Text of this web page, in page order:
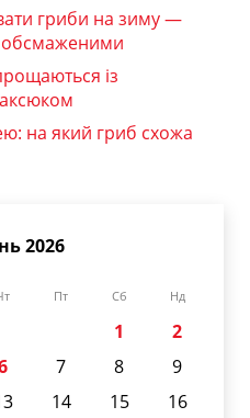
гриби на зиму —
обсмаженими
із
на який гриб схожа
2026
Пт Сб Нд
1
2
7 8
9
14 15
16